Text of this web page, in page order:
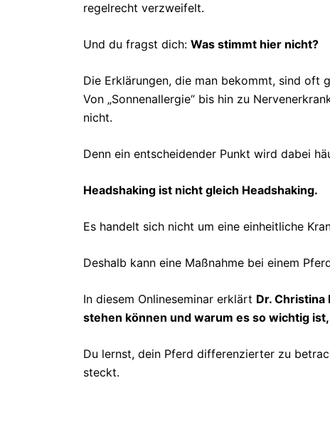
regelrecht verzweifelt.
Und du fragst dich: Was stimmt hier nicht?
Die Erklärungen, die man bekommt, sind oft
Von „Sonnenallergie“ bis hin zu
nicht.
Denn ein entscheidender Punkt wird dabei
Headshaking ist nicht gleich Headshaking.
Es handelt sich nicht um eine einheitliche
Deshalb kann eine Maßnahme bei einem
In diesem Onlineseminar erklärt Dr. Christina
stehen können und warum es so wichtig
Du lernst, dein Pferd differenzierter zu
steckt.